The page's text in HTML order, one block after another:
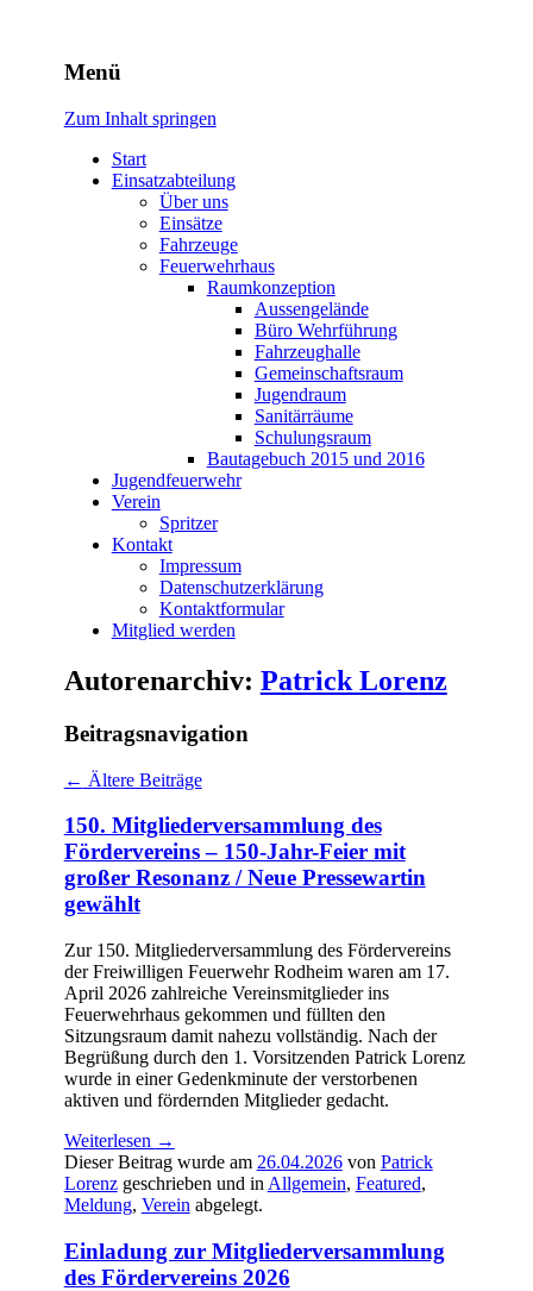
Freiwillige Feuerwehr
Rodheim v.d.H.
Menü
Zum Inhalt springen
Start
Einsatzabteilung
Über uns
Einsätze
Fahrzeuge
Feuerwehrhaus
Raumkonzeption
Aussengelände
Büro Wehrführung
Fahrzeughalle
Gemeinschaftsraum
Jugendraum
Sanitärräume
Schulungsraum
Bautagebuch 2015 und 2016
Jugendfeuerwehr
Verein
Spritzer
Kontakt
Impressum
Datenschutzerklärung
Kontaktformular
Mitglied werden
Autorenarchiv: Patrick Lorenz
Beitragsnavigation
← Ältere Beiträge
150. Mitgliederversammlung des
Fördervereins – 150-Jahr-Feier mit
großer Resonanz / Neue Pressewartin
gewählt
Zur 150. Mitgliederversammlung des Fördervereins
der Freiwilligen Feuerwehr Rodheim waren am 17.
April 2026 zahlreiche Vereinsmitglieder ins
Feuerwehrhaus gekommen und füllten den
Sitzungsraum damit nahezu vollständig. Nach der
Begrüßung durch den 1. Vorsitzenden Patrick Lorenz
wurde in einer Gedenkminute der verstorbenen
aktiven und fördernden Mitglieder gedacht.
Weiterlesen →
Dieser Beitrag wurde am 26.04.2026von Patrick
Lorenzgeschrieben und in Allgemein, Featured,
Meldung, Verein abgelegt.
Einladung zur Mitgliederversammlung
des Fördervereins 2026